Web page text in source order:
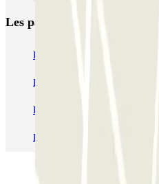
Les parkings les
Parking Paris
Parking Charles de Gaulle -
Parking Aéroport Roland
Parking Aéroport Barcelone